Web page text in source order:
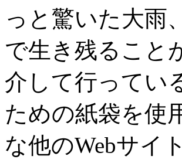
っと驚いた大雨
で生き残ること
介して行ってい
ための紙袋を使
な他のWebサイ